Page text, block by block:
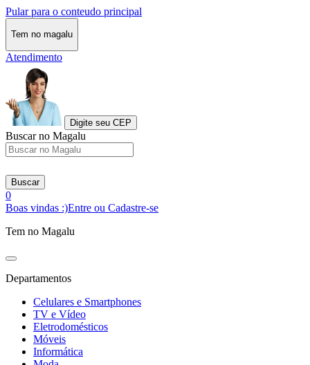
Pular para o conteudo principal
Tem no magalu
Atendimento
Digite seu CEP
Buscar no Magalu
Buscar
0
Boas vindas :)Entre ou Cadastre-se
Tem no Magalu
Departamentos
Celulares e Smartphones
TV e Vídeo
Eletrodomésticos
Móveis
Informática